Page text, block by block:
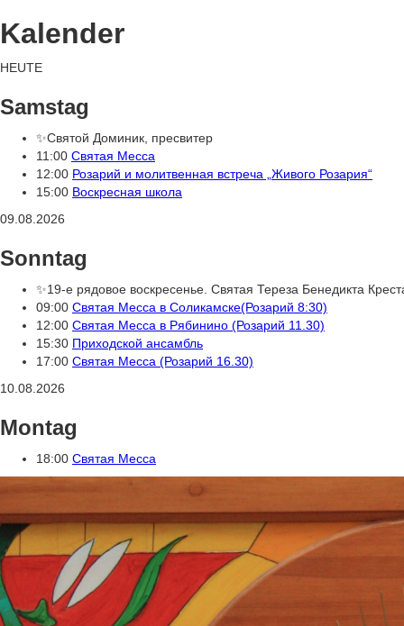
Kalender
HEUTE
Samstag
✨Святой Доминик, пресвитер
11:00 Святая Месса
12:00 Розарий и молитвенная встреча „Живого Розария“
15:00 Воскресная школа
09.08.2026
Sonntag
✨19-е рядовое воскресенье. Святая Тереза Бенедикта
09:00 Святая Месса в Соликамске(Розарий 8:30)
12:00 Святая Месса в Рябинино (Розарий 11.30)
15:30 Приходской ансамбль
17:00 Святая Месса (Розарий 16.30)
10.08.2026
Montag
18:00 Святая Месса